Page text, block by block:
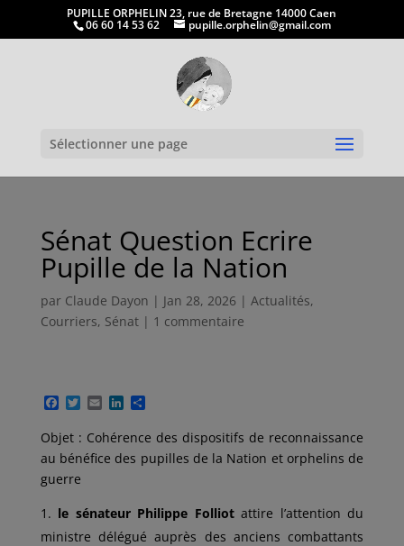
PUPILLE ORPHELIN 23, rue de Bretagne 14000 Caen
06 60 14 53 62 pupille.orphelin@gmail.com
Sélectionner une page
Sénat Question Ecrire
Pupille de la Nation
par Claude Dayon | Jan 28, 2026 | Actualités,
Courriers, Sénat| 1 commentaire
F
c
e
b
o
o
k
T
i
t
t
e
r
E
a
i
l
L
n
k
e
P
r
t
a
r
Objet : Cohérence des dispositifs de reconnaissance
au bénéfice des pupilles de la Nation et orphelins de
guerre
le sénateur Philippe Folliotattire l’attention du
ministre délégué auprès des anciens combattants